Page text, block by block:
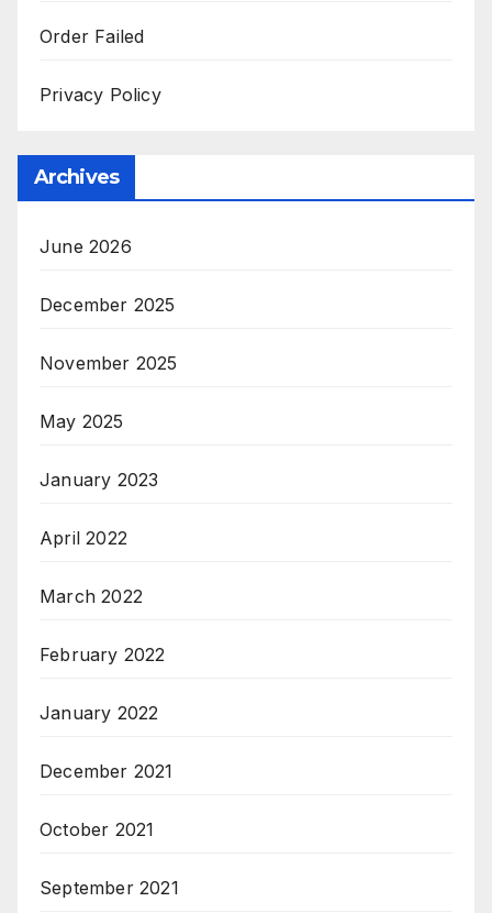
Order Failed
Privacy Policy
Archives
June 2026
December 2025
November 2025
May 2025
January 2023
April 2022
March 2022
February 2022
January 2022
December 2021
October 2021
September 2021